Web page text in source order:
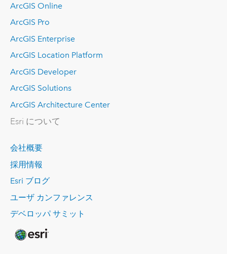
ArcGIS Online
ArcGIS Pro
ArcGIS Enterprise
ArcGIS Location Platform
ArcGIS Developer
ArcGIS Solutions
ArcGIS Architecture Center
Esri について
会社概要
採用情報
Esri ブログ
ユーザ カンファレンス
デベロッパ サミット